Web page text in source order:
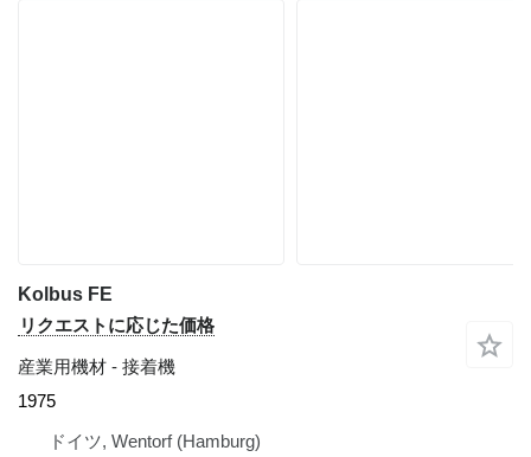
Kolbus FE
リクエストに応じた価格
産業用機材 - 接着機
1975
ドイツ, Wentorf (Hamburg)